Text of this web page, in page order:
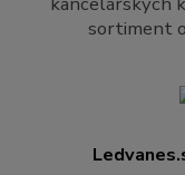
sortiment